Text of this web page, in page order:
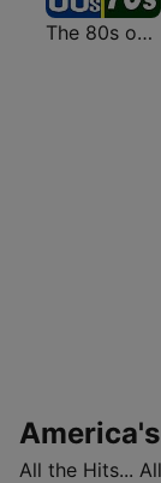
The 80s on the 80s
All the Hits...